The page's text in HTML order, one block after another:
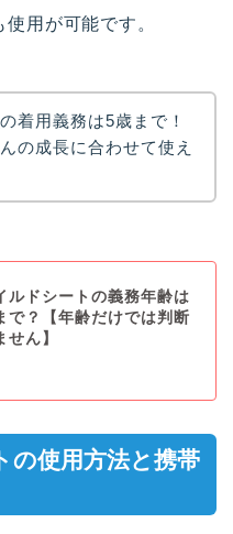
用が可能です。
の着用義務は5歳まで！
の成長に合わせて使え
ルドシートの義務年齢は
で？【年齢だけでは判断
せん】
の使用方法と携帯